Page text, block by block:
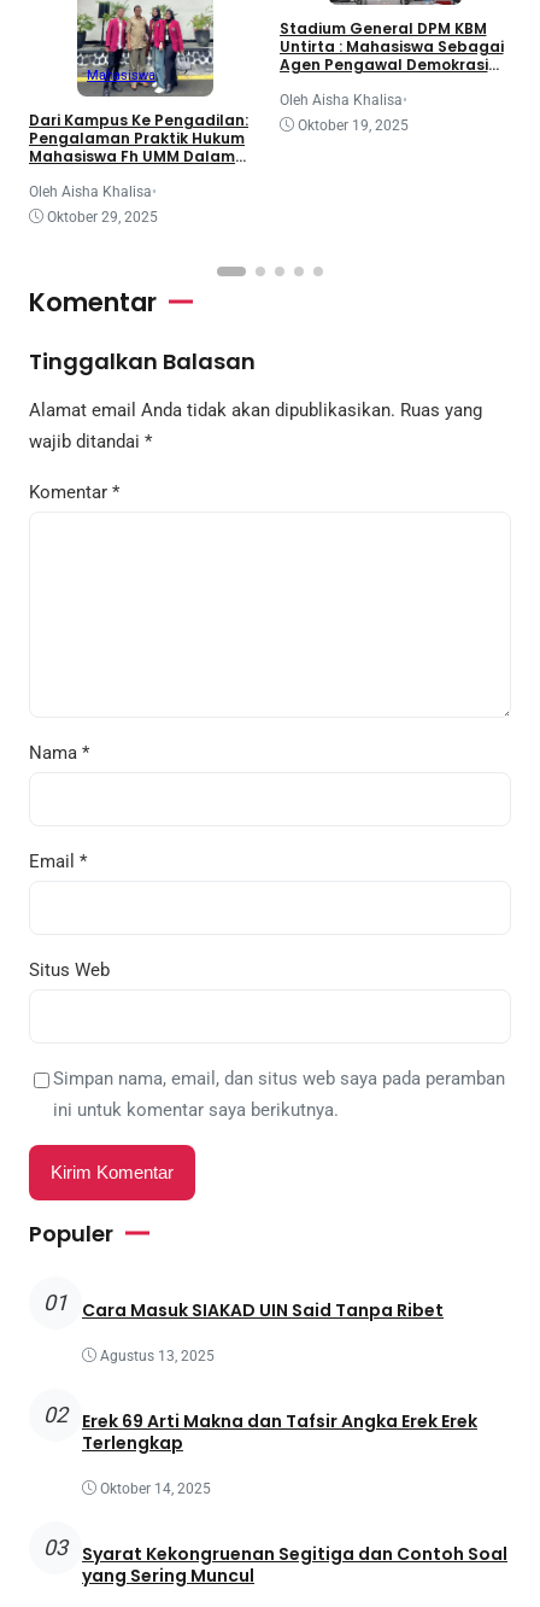
Mahasiswa
Dari Kampus Ke Pengadilan:
Pengalaman Praktik Hukum
Mahasiswa Fh UMM Dalam
Oleh Aisha Khalisa•
Oktober 29, 2025
Stadium General DPM KBM
Untirta : Mahasiswa Sebagai
Agen Pengawal Demokrasi
Nasional
Oleh Aisha Khalisa•
Oktober 19, 2025
Komentar
Tinggalkan Balasan
Alamat email Anda tidak akan dipublikasikan. Ruas yang
wajib ditandai *
Komentar *
Nama *
Email *
Situs Web
Simpan nama, email, dan situs web saya pada peramban
ini untuk komentar saya berikutnya.
Populer
01 Cara Masuk SIAKAD UIN Said Tanpa Ribet
Agustus 13, 2025
02
Erek 69 Arti Makna dan Tafsir Angka Erek Erek
Terlengkap
Oktober 14, 2025
03
Syarat Kekongruenan Segitiga dan Contoh Soal
yang Sering Muncul